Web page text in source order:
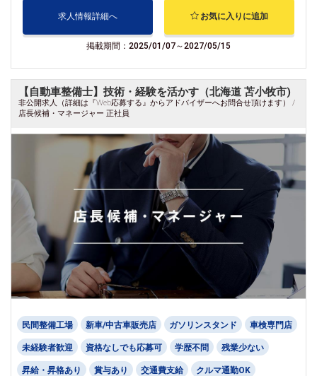
求人情報詳細へ お気に入りに追加
掲載期間：2025/01/07～2027/05/15
【自動車整備士】技術・経験を活かす（北海道 苫小牧市)
非公開求人（詳細は『Web応募する』からアドバイザーへお問合せ頂けます） /
店長候補・マネージャー 正社員
民間整備工場 新車/中古車販売店 ガソリンスタンド 車検専門店
未経験者歓迎 資格なしでも応募可 学歴不問 残業少ない
昇給・昇格あり 賞与あり 交通費支給 クルマ通勤OK